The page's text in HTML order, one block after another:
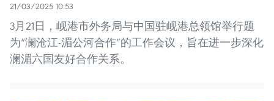
21/03/2025 10:53
3月21日，岘港市外务局与中国驻岘港总领馆举行题
为“澜沧江-湄公河合作”的工作会议，旨在进一步深化
澜湄六国友好合作关系。